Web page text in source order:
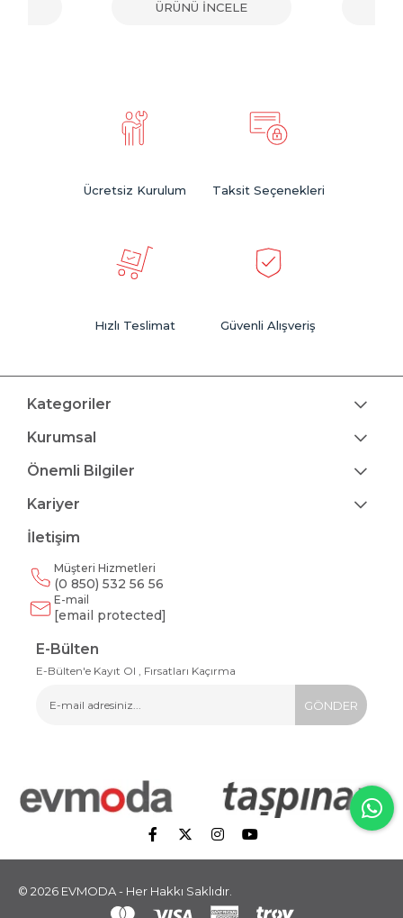
ÜRÜNÜ İNCELE
Ücretsiz Kurulum Taksit Seçenekleri
Hızlı Teslimat Güvenli Alışveriş
Kategoriler
Kurumsal
Önemli Bilgiler
Kariyer
İletişim
Müşteri Hizmetleri
(0 850) 532 56 56
E-mail
[email protected]
E-Bülten
E-Bülten'e Kayıt Ol , Fırsatları Kaçırma
GÖNDER
© 2026 EVMODA - Her Hakkı Saklıdır.